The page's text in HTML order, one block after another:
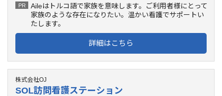
PR
Aileはトルコ語で家族を意味します。ご利用者様にとって
家族のような存在になりたい。温かい看護でサポートい
たします。
詳細はこちら
株式会社OJ
SOL訪問看護ステーション